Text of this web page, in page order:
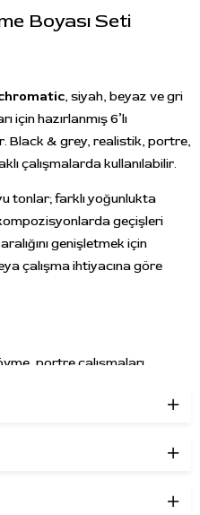
Boyası Seti
, siyah, beyaz ve gri
için hazırlanmış 6’lı
Black & grey, realistik, portre,
çalışmalarda kullanılabilir.
tonlar; farklı yoğunlukta
geçişleri
genişletmek için
çalışma ihtiyacına göre
portre çalışmaları,
gri ton geçişleri ve
Siyah-beyaz